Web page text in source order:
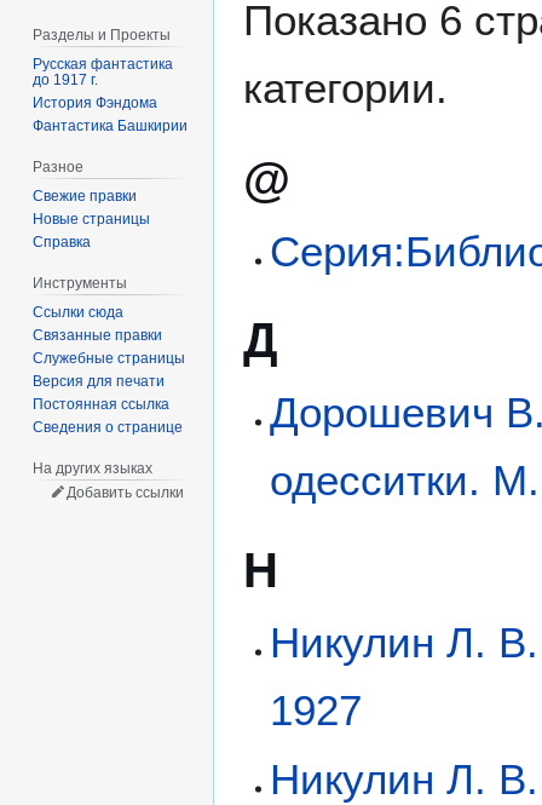
Показано 6
категории.
@
Д
Дорошевич
одесситки.
Н
Никулин Л.
1927
Никулин Л.
Разделы и Проекты
Русская фантастика
до 1917 г.
История Фэндома
Фантастика Башкирии
Разное
Свежие правки
Новые страницы
Справка
Инструменты
Ссылки сюда
Связанные правки
Служебные страницы
Версия для печати
Постоянная ссылка
Сведения о странице
На других языках
Добавить ссылки